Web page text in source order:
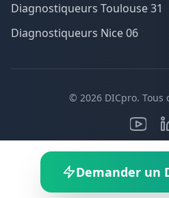
Demander un
Diagnostiqueurs Toulouse 31
Diagnostiqueurs Nice 06
© 2026 DICpro. Tous
Ce site est un annuaire indépendant et
certification spécifique.
Les
Vérifiez toujours les certifications